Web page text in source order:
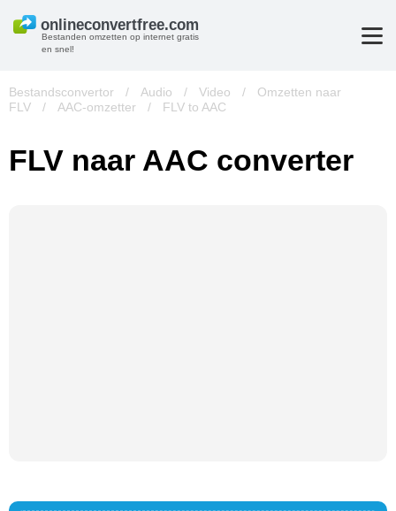
Bestanden omzetten op internet gratis
en snel!
Bestandsconvertor / Audio / Video /
Omzetten naar
FLV
/ AAC-omzetter / FLV to AAC
FLV naar AAC converter